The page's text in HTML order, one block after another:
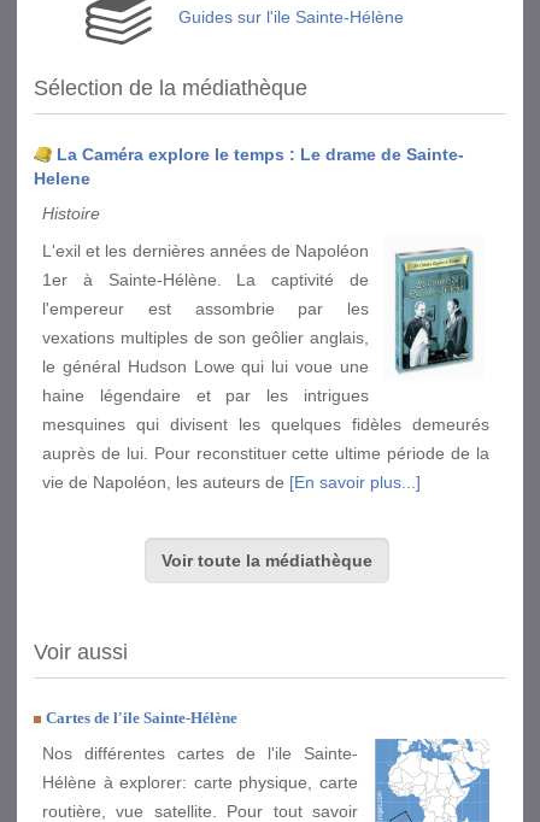
Guides sur l'ile Sainte-Hélène
Sélection de la médiathèque
La Caméra explore le temps : Le drame de Sainte-
Helene
Histoire
L'exil et les dernières années de Napoléon
1er à Sainte-Hélène. La captivité de
l'empereur est assombrie par les
vexations multiples de son geôlier anglais,
le général Hudson Lowe qui lui voue une
haine légendaire et par les intrigues
mesquines qui divisent les quelques fidèles demeurés
auprès de lui. Pour reconstituer cette ultime période de la
vie de Napoléon, les auteurs de [En savoir plus...]
Voir toute la médiathèque
Voir aussi
Cartes de l'ile Sainte-Hélène
Nos différentes cartes de l'ile Sainte-
Hélène à explorer: carte physique, carte
routière, vue satellite. Pour tout savoir